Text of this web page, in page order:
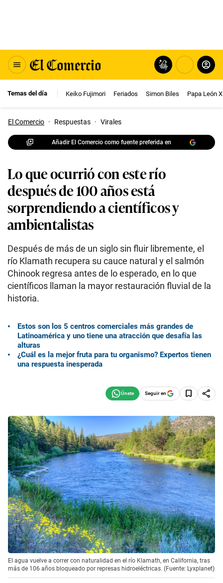
Temas del día Keiko Fujimori Feriados Simon Biles Papa León
El Comercio · Respuestas · Virales
Añadir El Comercio como fuente preferida en
Lo que ocurrió con este río
después de 100 años está
sorprendiendo a científicos y
ambientalistas
Después de más de un siglo sin fluir libremente, el
río Klamath recupera su cauce natural y el salmón
Chinook regresa antes de lo esperado, en lo que
científicos llaman la mayor restauración fluvial de la
historia.
Estos son los 5 centros comerciales más grandes de
Latinoamérica y uno tiene una atracción que desafía las
alturas
¿Cuál es la mejor fruta para tu organismo? Expertos tienen
una respuesta inesperada
Seguir en
El agua vuelve a correr con naturalidad en el río Klamath, en California, tras
más de 106 años bloqueado por represas hidroeléctricas. (Fuente: Lyxplanet)